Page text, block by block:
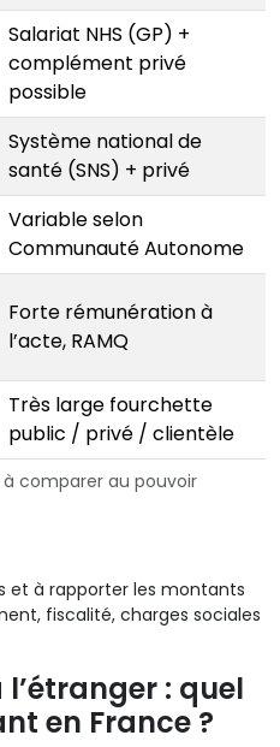
comparer au pouvoir
Salariat NHS (GP) +
complément privé
possible
Système national de
santé (SNS) + privé
Variable selon
Communauté Autonome
Forte rémunération à
l’acte, RAMQ
Très large fourchette
public / privé / clientèle
et à rapporter les montants
fiscalité, charges sociales
: quel
en France ?